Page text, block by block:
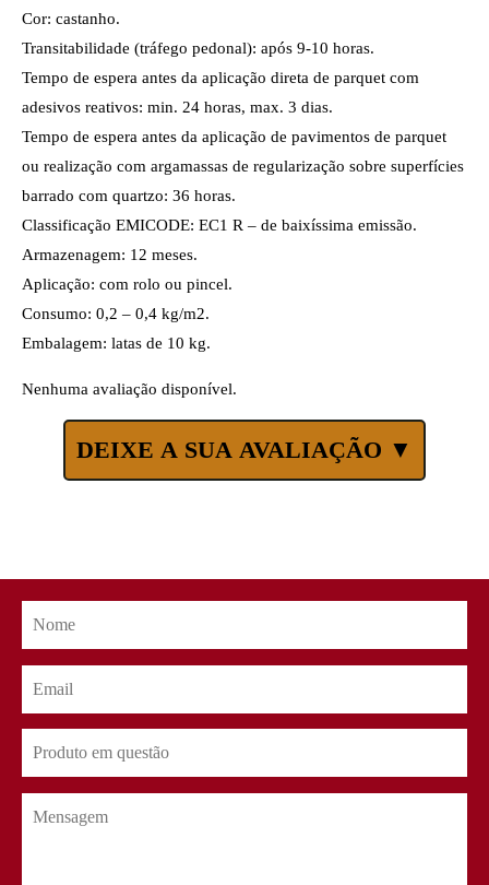
Cor: castanho.
Transitabilidade (tráfego pedonal): após 9-10 horas.
Tempo de espera antes da aplicação direta de parquet com
adesivos reativos: min. 24 horas, max. 3 dias.
Tempo de espera antes da aplicação de pavimentos de parquet
ou realização com argamassas de regularização sobre superfícies
barrado com quartzo: 36 horas.
Classificação EMICODE: EC1 R – de baixíssima emissão.
Armazenagem: 12 meses.
Aplicação: com rolo ou pincel.
Consumo: 0,2 – 0,4 kg/m2.
Embalagem: latas de 10 kg.
Nenhuma avaliação disponível.
DEIXE A SUA AVALIAÇÃO ▼